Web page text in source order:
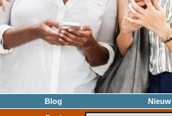
Blog Nieuw